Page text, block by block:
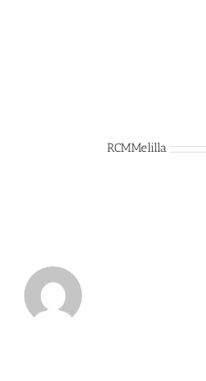
RCMMelilla